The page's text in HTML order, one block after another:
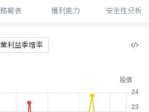
報表 獲利能力 安全性分析
利益季增率